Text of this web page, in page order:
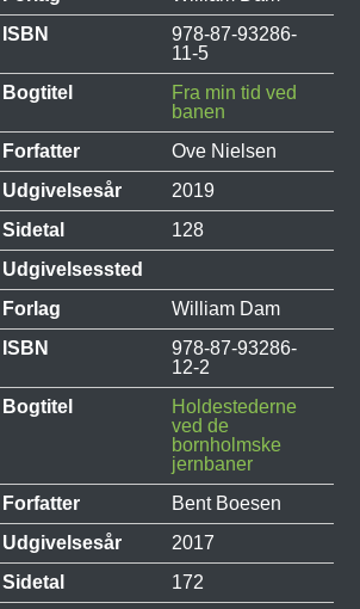
ISBN
978-87-93286-
11-5
Bogtitel
Fra min tid ved
banen
Forfatter
Ove Nielsen
Udgivelsesår
2019
Sidetal
128
Udgivelsessted
Forlag
William Dam
ISBN
978-87-93286-
12-2
Bogtitel
Holdestederne
ved de
bornholmske
jernbaner
Forfatter
Bent Boesen
Udgivelsesår
2017
Sidetal
172